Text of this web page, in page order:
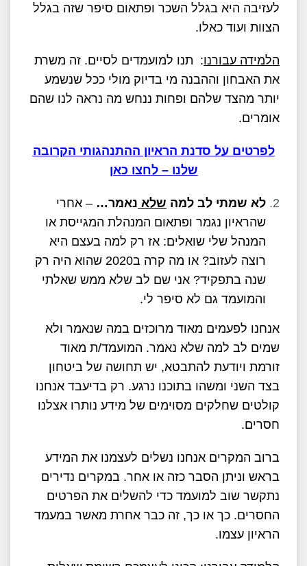
לעזיבה היא בגלל השכר ופתאום סיפר שזה בגלל
הצוות ועוד כאלו.
הלמידה עבורנו: תנו למועמדים לסיים. זה משרת
את האבחון וההבנה מי בדיוק מולי ככל שנשמע
יותר מהצד שלהם ופחות ננחש מה נראה לנו שהם
אומרים.
לפרטים על סדנת הראיון ההתנהגותי הקרובה
שלנו – לחצו כאן
לא שמתי לב למה שלא נאמר… – אחרי
שהראיון נגמר ופתאום המנהלת המגייסת או
המנהל שלי שואלים: אז רק למה בעצם היא
רוצה לעזוב? או מה קרה ב2020 שהוא היה רק
שנה בתפקיד? אני שם לב שלא ממש שאלתי
והמועמד גם לא סיפר לי.
אנחנו לפעמים מאוד מרוכזים במה שנאמר ולא
שמים לב למה שלא נאמר. המועמד/ת מאוד
זורמת ויודעת להתבטא, יש תחושה של ביטחון
בצד השני ומשהו בתוכנו נרגע. רק בדיעבד אנחנו
קולטים שחלקים מסוימים של מידע נותרו אצלנו
חסרים.
ברוב המקרים אנחנו נשלים לעצמנו את המידע
בראש וניתן הסבר כזה או אחר. במקרים נדירים
נתקשר שוב למועמד כדי להשלים את הפרטים
החסרים. כך או כך, זה כבר אחרת מאשר במעמד
הראיון עצמו.